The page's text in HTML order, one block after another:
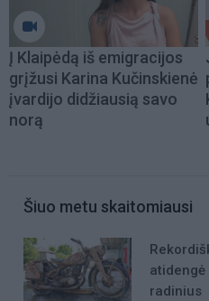
Į Klaipėdą iš emigracijos
grįžusi Karina Kučinskienė
įvardijo didžiausią savo
norą
Šiuo metu skaitomiausi
radinius